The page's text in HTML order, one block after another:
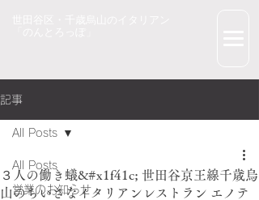
記事
All Posts
営業のお知らせ
All Posts
３人の働き蟻&#x1f41c; 世田谷京王線千歳烏
山のちいさなイタリアンレストラン エノテ